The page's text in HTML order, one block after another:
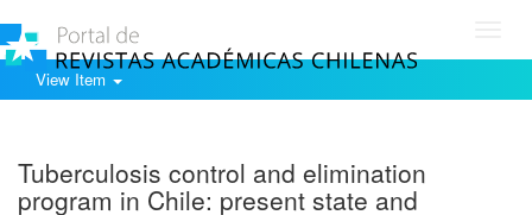
View Item
Tuberculosis control and elimination
program in Chile: present state and